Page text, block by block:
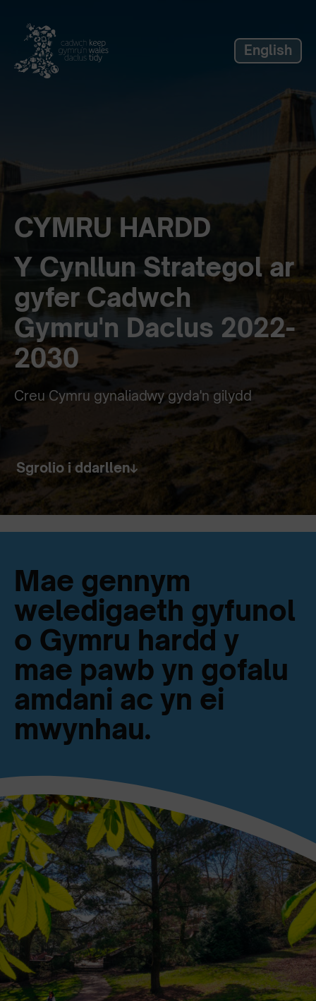
English
CYMRU HARDD
Y Cynllun Strategol ar
gyfer Cadwch
Gymru'n Daclus 2022-
2030
Creu Cymru gynaliadwy gyda'n gilydd
Sgrolio i ddarllen
Mae gennym
weledigaeth gyfunol
o Gymru hardd y
mae pawb yn gofalu
amdani ac yn ei
mwynhau.